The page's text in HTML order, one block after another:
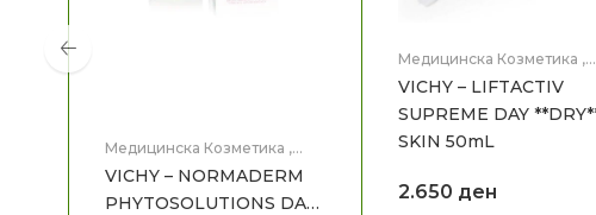
Медицинска Козметика ,
VICHY – NORMADERM
PHYTOSOLUTIONS DAY
Медицинска Козметика ,
VICHY – LIFTACTIV
SUPREME DAY
SKIN 50mL
2.650 ден